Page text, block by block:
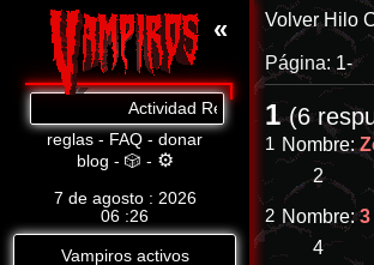
«
Actividad Reciente: Cat.8:
reglas - FAQ - donar
blog - 🎲 - ⚙
7 de agosto : 2026
06 :26
Vampiros activos
Volver Hilo
Página: 1-
1(6
1 Nombre:
2
2 Nombre:3
4